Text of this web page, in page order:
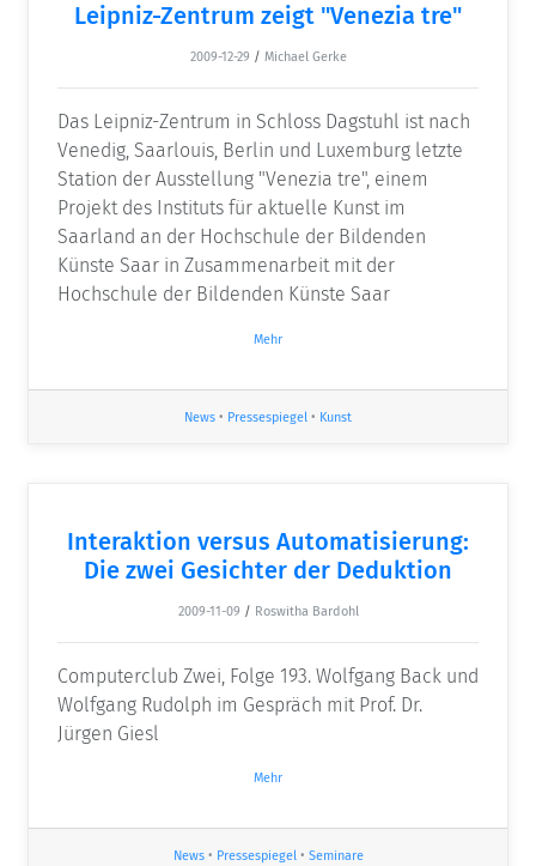
Leipniz-Zentrum zeigt "Venezia tre"
2009-12-29 / Michael Gerke
Das Leipniz-Zentrum in Schloss Dagstuhl ist nach
Venedig, Saarlouis, Berlin und Luxemburg letzte
Station der Ausstellung "Venezia tre", einem
Projekt des Instituts für aktuelle Kunst im
Saarland an der Hochschule der Bildenden
Künste Saar in Zusammenarbeit mit der
Hochschule der Bildenden Künste Saar
Mehr
News • Pressespiegel • Kunst
Interaktion versus Automatisierung:
Die zwei Gesichter der Deduktion
2009-11-09 / Roswitha Bardohl
Computerclub Zwei, Folge 193. Wolfgang Back und
Wolfgang Rudolph im Gespräch mit Prof. Dr.
Jürgen Giesl
Mehr
News• Pressespiegel• Seminare